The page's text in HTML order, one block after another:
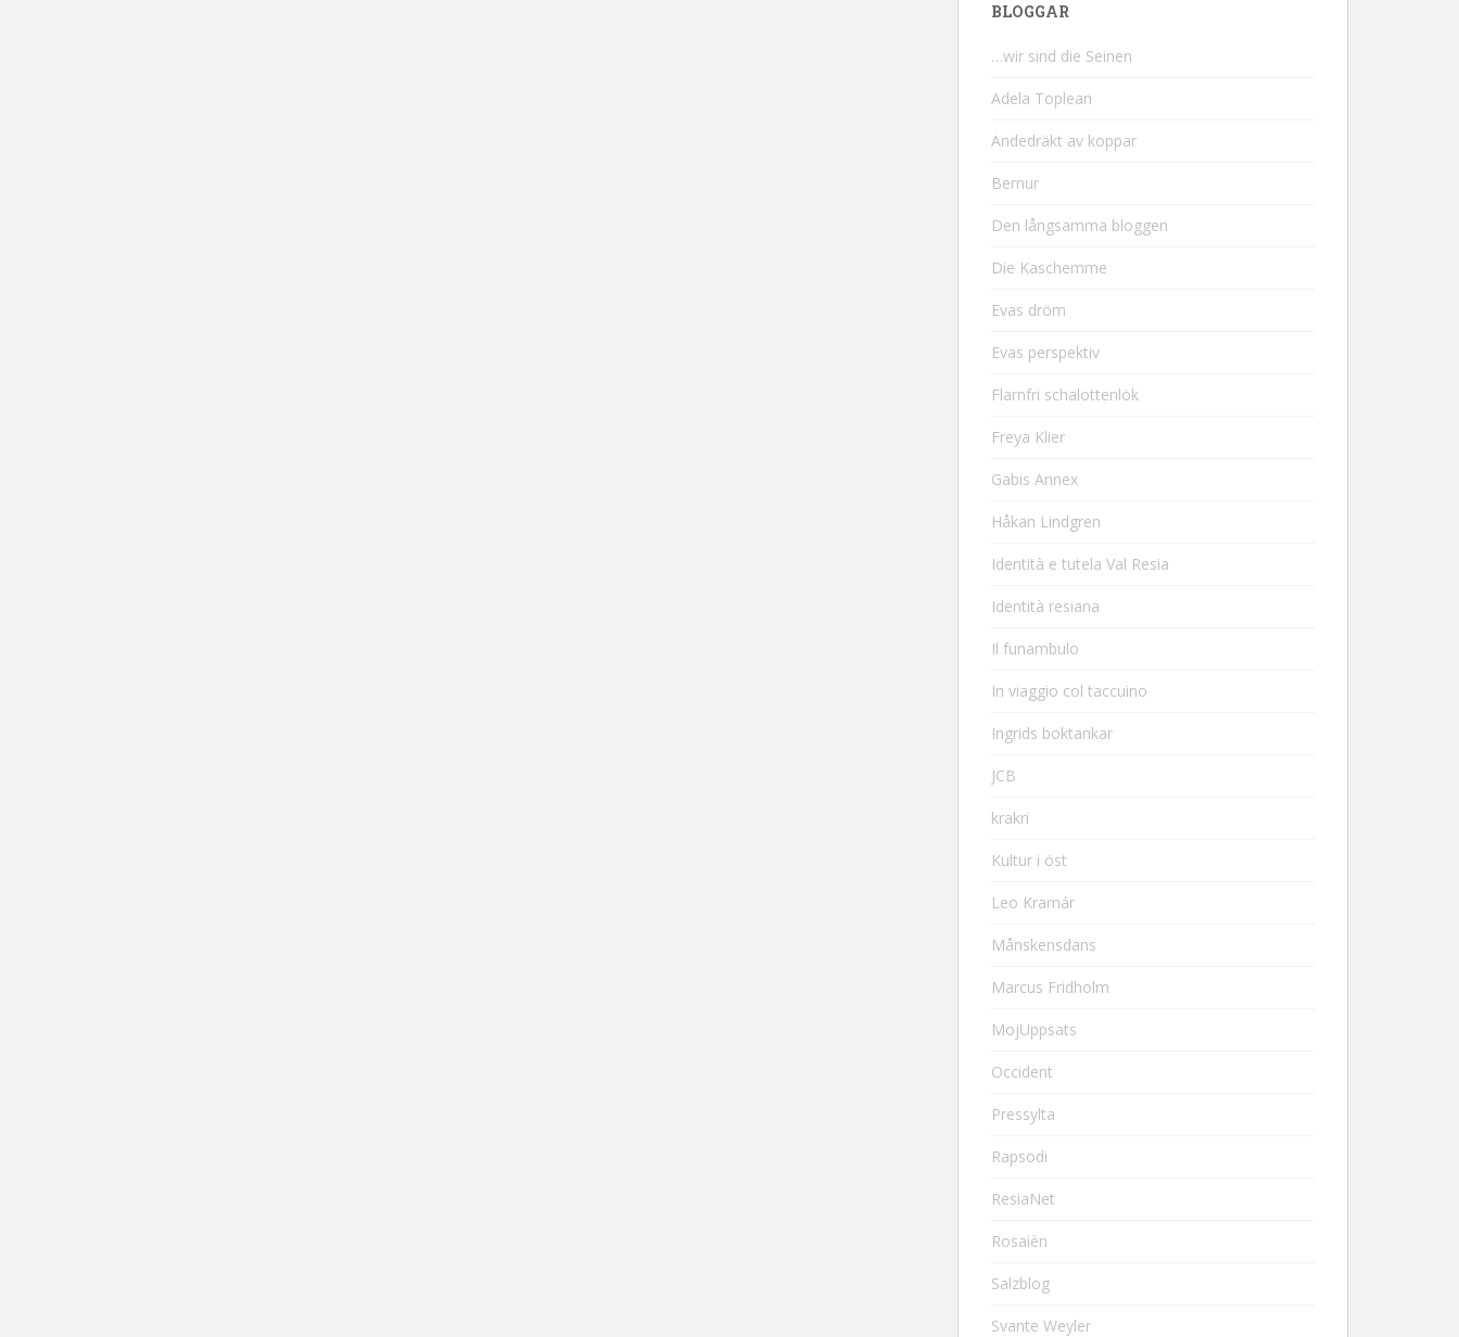
BLOGGAR
…wir sind die Seinen
Adela Toplean
Andedräkt av koppar
Bernur
Den långsamma bloggen
Die Kaschemme
Evas dröm
Evas perspektiv
Flarnfri schalottenlök
Freya Klier
Gabis Annex
Håkan Lindgren
Identità e tutela Val Resia
Identità resiana
Il funambulo
In viaggio col taccuino
Ingrids boktankar
JCB
krakri
Kultur i öst
Leo Kramár
Månskensdans
Marcus Fridholm
MojUppsats
Occident
Pressylta
Rapsodi
ResiaNet
Rosaièn
Salzblog
Svante Weyler